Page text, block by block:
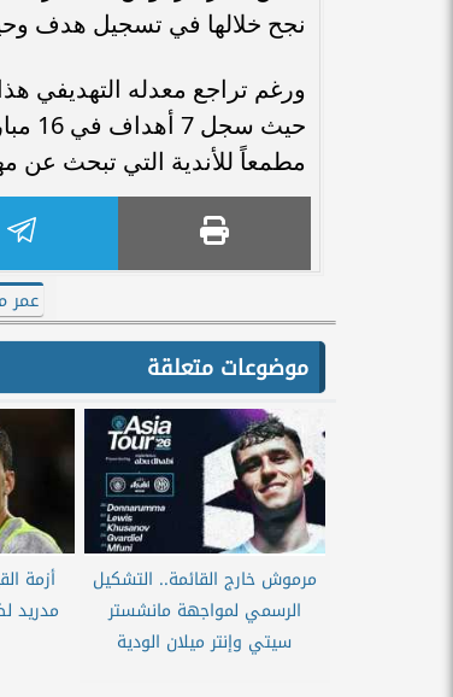
نجح خلالها في تسجيل هدف وحيد وصناعة 3
ورغم تراجع معدله التهديفي
مطمعاً للأندية التي تبحث عن
عمر
موضوعات متعلقة
مرموش خارج القائمة.. التشكيل
الرسمي لمواجهة مانشستر
سيتي وإنتر ميلان الودية
أزمة
مدريد